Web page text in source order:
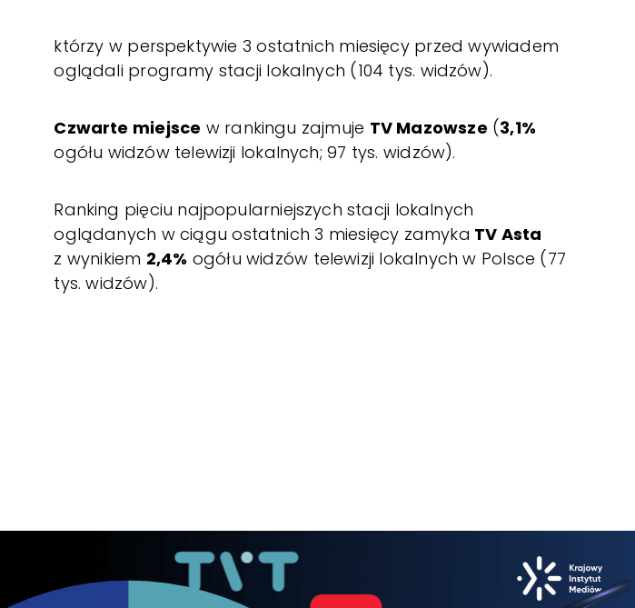
którzy w perspektywie 3 ostatnich miesięcy przed wywiadem
oglądali programy stacji lokalnych (104 tys. widzów).
Czwarte miejsce w rankingu zajmuje TV Mazowsze (3,1%
ogółu widzów telewizji lokalnych; 97 tys. widzów).
Ranking pięciu najpopularniejszych stacji lokalnych
oglądanych w ciągu ostatnich 3 miesięcy zamyka TV Asta
z wynikiem 2,4% ogółu widzów telewizji lokalnych w Polsce (77
tys. widzów).